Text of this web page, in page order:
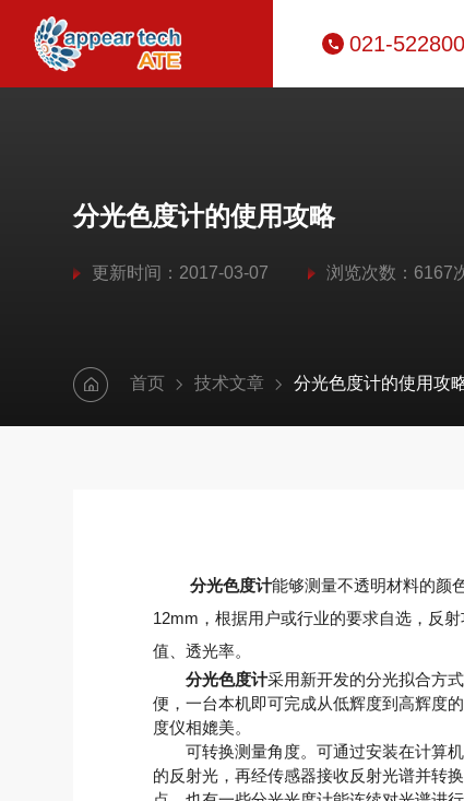
021-
分光色度计的使用攻略
更新时间：2017-03-07 浏览次数：6167
首页 技术文章 分光色度计的使用攻
分光色度计能够测量不透明材料的颜
12mm，根据用户或行业的要求自选，反
值、透光率。
分光色度计采用新开发的分光拟合方
便，一台本机即可完成从低辉度到高辉度
度仪相媲美。
可转换测量角度。可通过安装在计算机
的反射光，再经传感器接收反射光谱并转